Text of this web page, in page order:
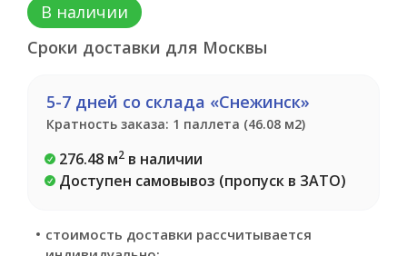
В наличии
Сроки доставки для Москвы
5-7 дней со склада «Снежинск»
Кратность заказа: 1 паллета (46.08 м2)
276.48 м2 в наличии
Доступен самовывоз (пропуск в ЗАТО)
стоимость доставки рассчитывается